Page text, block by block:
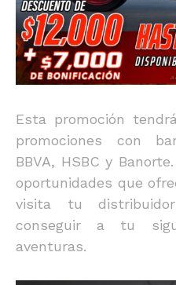
Esta promoción
promociones con
BBVA, HSBC y
oportunidades que
visita tu
conseguir a tu
aventuras.